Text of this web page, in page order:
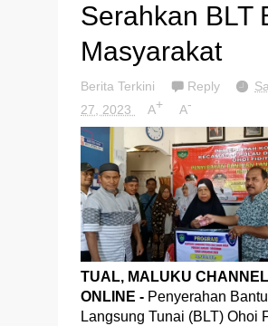
Serahkan BLT
Masyarakat
Berita Terkini Reply
27, 2023
A+ A-
TUAL, MALUKU CHANNEL
ONLINE - Penyerahan
Langsung Tunai (BLT) Ohoi